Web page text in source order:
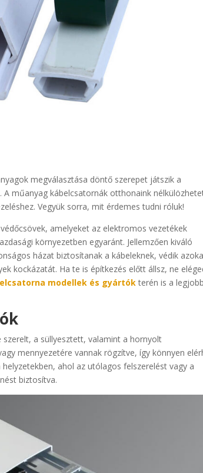
megválasztása döntő szerepet játszik a
műanyag kábelcsatornák otthonaink
Vegyük sorra, mit érdemes tudni róluk!
amelyeket az elektromos vezetékek
környezetben egyaránt. Jellemzően kiváló
házat biztosítanak a kábeleknek, védik
kockázatát. Ha te is építkezés előtt állsz, ne
modellek és gyártókterén is a
a süllyesztett, valamint a hornyolt
mennyezetére vannak rögzítve, így könnyen
ahol az utólagos felszerelést vagy a
biztosítva.